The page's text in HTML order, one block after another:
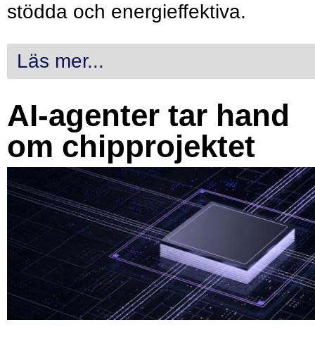
stödda och energieffektiva.
Läs mer...
AI-agenter tar hand
om chipprojektet